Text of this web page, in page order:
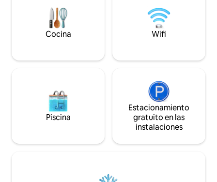
Burrow y cerca de Fairytale Cottage.
¡Visita la cercana Lookout Mountain,
Chickamauga, Chattanooga o
simplemente RELÁJATE y mira
caramelo!
encantadora
¡Reserva ahora,
quedaras!
Cocina Wifi
Piscina
Estacionamiento
gratuito en las
instalaciones